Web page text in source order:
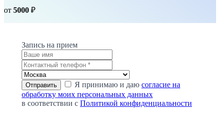
от 5000 ₽
Запись на прием
Я принимаю и даю согласие на
обработку моих персональных данных
в соответствии с Политикой конфиденциальности